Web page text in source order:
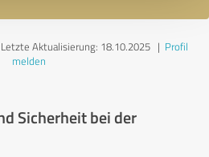
Letzte Aktualisierung: 18.10.2025| Profil
melden
Sicherheit bei der